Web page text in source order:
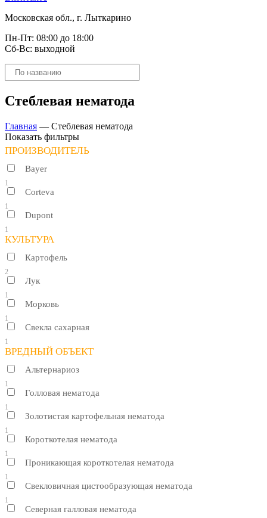
Московская обл., г. Лыткарино
Пн-Пт: 08:00 до 18:00
Сб-Вс: выходной
Поиск
товаров
Стеблевая нематода
Главная — Стеблевая нематода
Показать фильтры
ПРОИЗВОДИТЕЛЬ
Bayer
1
Corteva
1
Dupont
1
КУЛЬТУРА
Картофель
2
Лук
1
Морковь
1
Свекла сахарная
1
ВРЕДНЫЙ ОБЪЕКТ
Альтернариоз
1
Голловая нематода
1
Золотистая картофельная нематода
1
Короткотелая нематода
1
Проникающая короткотелая нематода
1
Свекловичная цистообразующая нематода
1
Северная галловая нематода